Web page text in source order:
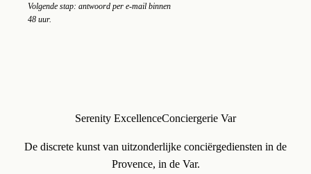
Volgende stap: antwoord per e-mail binnen
48 uur.
Serenity ExcellenceConciergerie Var
De discrete kunst van uitzonderlijke conciërgediensten in de
Provence, in de Var.